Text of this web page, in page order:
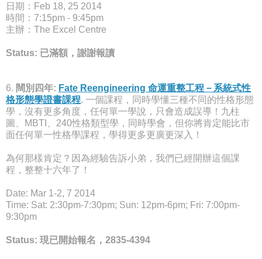
日期：Feb 18, 25 2014
時間：7:15pm - 9:45pm
主辦：The Excel Centre
Status: 已滿額，謝謝報讀
6. 闊別四年: Fate Reengineering 命運重整工程－系統式性
格形態學證書課程. 一個課程，同時學懂三種不同的性格形態
學，沒有更多角度，任何單一學說，只會造成誤導！九柱
圖、MBTI、240性格類型學，同時學會，但你將肯定能比市
面任何單一性格學課程，學得更多更廣更深入！
為何那樣肯定？因為經驗告訴小弟，我們已經開辦這個課
程，整整十六年了！
Date: Mar 1-2, 7 2014
Time: Sat: 2:30pm-7:30pm; Sun: 12pm-6pm; Fri: 7:00pm-
9:30pm
Status: 現已開始報名，2835-4394